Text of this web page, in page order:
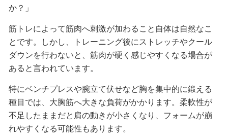
か？」
筋トレによって筋肉へ刺激が加わること自体は自然なこ
とです。しかし、トレーニング後にストレッチやクール
ダウンを行わないと、筋肉が硬く感じやすくなる場合が
あると言われています。
特にベンチプレスや腕立て伏せなど胸を集中的に鍛える
種目では、大胸筋へ大きな負荷がかかります。柔軟性が
不足したままだと肩の動きが小さくなり、フォームが崩
れやすくなる可能性もあります。